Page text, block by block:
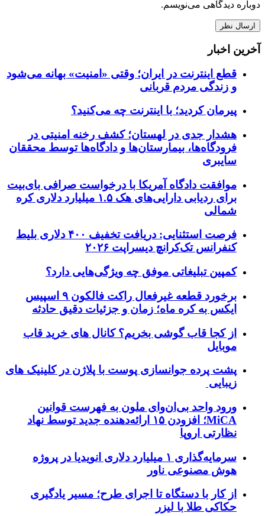
دوباره دیدگاهی می‌نویسم.
آخرین اخبار
قطع اینترنت در ایران؛ وقتی «امنیت» بهانه می‌شود
و زندگی مردم قربانی
پیرمان کردید؛ با اینترنت چه می‌کنید؟
هشدار جدی در لهستان؛ کشف رخنه امنیتی در
فرودگاه‌ها، بیمارستان‌ها و دادگاه‌ها توسط محققان
سایبری
موافقت دادگاه آمریکا با درخواست صرافی بای‌بیت
برای ردیابی دارایی‌های هک ۱.۵ میلیارد دلاری کره
شمالی
فرصت استثنایی: دریافت تخفیف ۴۰۰ دلاری بلیط
کنفرانس تک‌کرانچ دیسراپت ۲۰۲۶
کمپین تبلیغاتی موفق چه ویژگی‌هایی دارد؟
برخورد قطعه غیرفعال راکت فالکون ۹ اسپیس
ایکس به کره ماه؛ زمان و جزئیات دقیق حادثه
از کجا قاب گوشی بخریم؟ کانال های خرید قاب
موبایل
پشت پرده جوانسازی پوست با پلاژن در کلینیک های
زیبایی
ورود واحد بی‌ان‌وای ملون به فهرست قوانین
MiCA؛ افزودن ۱۵ ارائه‌دهنده جدید توسط نهاد
نظارتی اروپا
سرمایه‌گذاری ۱ میلیارد دلاری انویدیا در پروژه
هوش مصنوعی ناور
از کار با دستگاه تا اجرای طرح؛ مسیر یادگیری
حکاکی طلا با لیزر